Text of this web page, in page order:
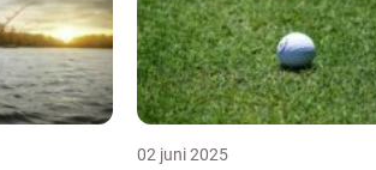
02 juni 2025